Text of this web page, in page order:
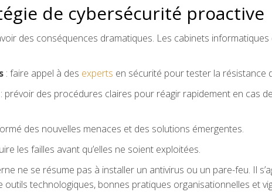
de cybersécurité proactive
des conséquences dramatiques. Les cabinets informatiques
: faire appel à des experts en sécurité pour tester la résistance
: prévoir des procédures claires pour réagir rapidement en cas de
des nouvelles menaces et des solutions émergentes.
les failles avant qu’elles ne soient exploitées.
ne se résume pas à installer un antivirus ou un pare-feu. Il
technologiques, bonnes pratiques organisationnelles et